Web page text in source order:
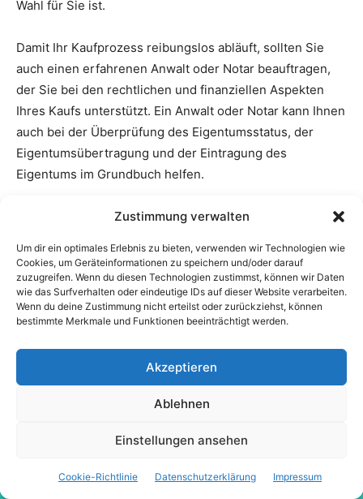
Zustimmung verwalten
Um dir ein optimales Erlebnis zu bieten, verwenden wir Technologien wie
Cookies, um Geräteinformationen zu speichern und/oder darauf
zuzugreifen. Wenn du diesen Technologien zustimmst, können wir Daten
wie das Surfverhalten oder eindeutige IDs auf dieser Website verarbeiten.
Wenn du deine Zustimmung nicht erteilst oder zurückziehst, können
bestimmte Merkmale und Funktionen beeinträchtigt werden.
Akzeptieren
Ablehnen
Einstellungen ansehen
Cookie-Richtlinie Datenschutzerklärung Impressum